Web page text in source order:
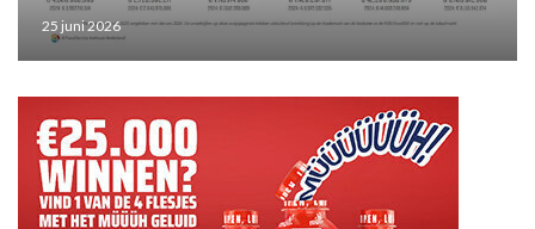
25 juni 2026